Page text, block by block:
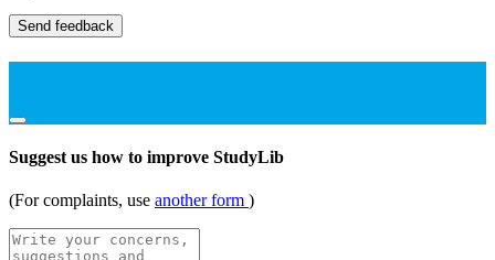
Send feedback
Suggest us how to improve StudyLib
(For complaints, use another form )